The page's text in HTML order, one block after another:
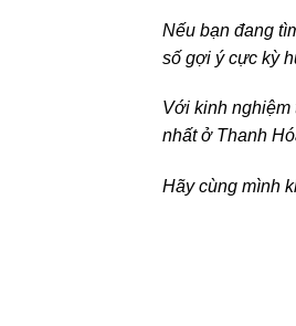
Nếu bạn đang
số gợi ý cực kỳ
Với kinh nghiệm
nhất ở Thanh
Hãy cùng mình